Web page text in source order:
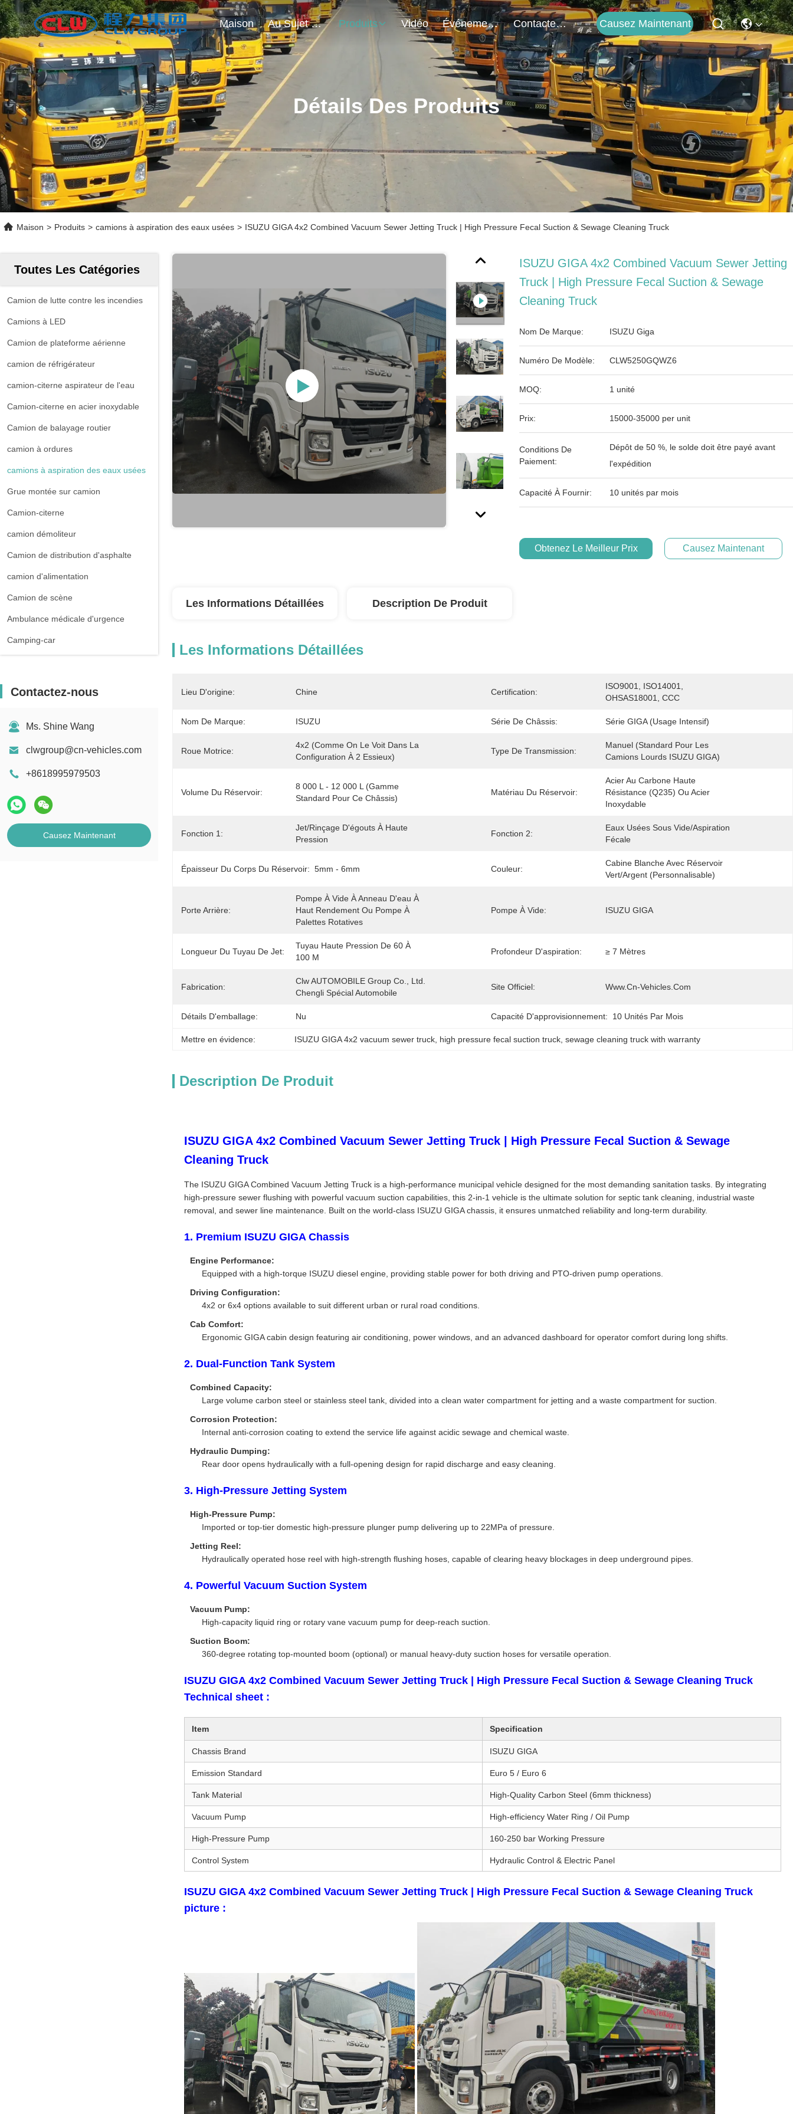
Maison Au Sujet De Nous Produits Vidéo Événements Contactez-Nous Causez Maintenant
Détails Des Produits
Maison > Produits > camions à aspiration des eaux usées > ISUZU GIGA 4x2 Combined Vacuum Sewer Jetting Truck | High Pressure Fecal Suction & Sewage Cleaning Truck
Toutes Les Catégories
Camion de lutte contre les incendies
Camions à LED
Camion de plateforme aérienne
camion de réfrigérateur
camion-citerne aspirateur de l'eau
Camion-citerne en acier inoxydable
Camion de balayage routier
camion à ordures
camions à aspiration des eaux usées
Grue montée sur camion
Camion-citerne
camion démoliteur
Camion de distribution d'asphalte
camion d'alimentation
Camion de scène
Ambulance médicale d'urgence
Camping-car
Contactez-nous
Ms. Shine Wang
clwgroup@cn-vehicles.com
+8618995979503
Causez Maintenant
ISUZU GIGA 4x2 Combined Vacuum Sewer Jetting
Truck | High Pressure Fecal Suction & Sewage
Cleaning Truck
Nom De Marque: ISUZU Giga
Numéro De Modèle: CLW5250GQWZ6
MOQ: 1 unité
Prix: 15000-35000 per unit
Conditions De
Paiement:
Dépôt de 50 %, le solde doit être payé avant
l'expédition
Capacité À Fournir: 10 unités par mois
Obtenez Le Meilleur Prix Causez Maintenant
Les Informations Détaillées Description De Produit
Les Informations Détaillées
Lieu D'origine: Chine Certification:
ISO9001, ISO14001,
OHSAS18001, CCC
Nom De Marque: ISUZU Série De Châssis: Série GIGA (usage Intensif)
Roue Motrice:
4x2 (comme On Le Voit Dans La
Configuration À 2 Essieux)
Type De Transmission:
Manuel (Standard Pour Les
Camions Lourds ISUZU GIGA)
Volume Du Réservoir:
8 000 L - 12 000 L (Gamme
Standard Pour Ce Châssis)
Matériau Du Réservoir:
Acier Au Carbone Haute
Résistance (Q235) Ou Acier
Inoxydable
Fonction 1:
Jet/rinçage D'égouts À Haute
Pression
Fonction 2:
Eaux Usées Sous Vide/aspiration
Fécale
Épaisseur Du Corps Du Réservoir: 5mm - 6mm Couleur:
Cabine Blanche Avec Réservoir
Vert/Argent (Personnalisable)
Porte Arrière:
Pompe À Vide À Anneau D'eau À
Haut Rendement Ou Pompe À
Palettes Rotatives
Pompe À Vide: ISUZU GIGA
Longueur Du Tuyau De Jet:
Tuyau Haute Pression De 60 À
100 M
Profondeur D'aspiration: ≥ 7 Mètres
Fabrication:
Clw AUTOMOBILE Group Co., Ltd.
Chengli Spécial Automobile
Site Officiel: Www.cn-Vehicles.com
Détails D'emballage: Nu Capacité D'approvisionnement: 10 Unités Par Mois
Mettre en évidence: ISUZU GIGA 4x2 vacuum sewer truck high pressure fecal suction truck sewage cleaning truck with warranty
Description De Produit
ISUZU GIGA 4x2 Combined Vacuum Sewer Jetting Truck | High Pressure Fecal Suction & Sewage
Cleaning Truck
The ISUZU GIGA Combined Vacuum Jetting Truck is a high-performance municipal vehicle designed for the most demanding sanitation tasks. By integrating
high-pressure sewer flushing with powerful vacuum suction capabilities, this 2-in-1 vehicle is the ultimate solution for septic tank cleaning, industrial waste
removal, and sewer line maintenance. Built on the world-class ISUZU GIGA chassis, it ensures unmatched reliability and long-term durability.
1. Premium ISUZU GIGA Chassis
Engine Performance:
Equipped with a high-torque ISUZU diesel engine, providing stable power for both driving and PTO-driven pump operations.
Driving Configuration:
4x2 or 6x4 options available to suit different urban or rural road conditions.
Cab Comfort:
Ergonomic GIGA cabin design featuring air conditioning, power windows, and an advanced dashboard for operator comfort during long shifts.
2. Dual-Function Tank System
Combined Capacity:
Large volume carbon steel or stainless steel tank, divided into a clean water compartment for jetting and a waste compartment for suction.
Corrosion Protection:
Internal anti-corrosion coating to extend the service life against acidic sewage and chemical waste.
Hydraulic Dumping:
Rear door opens hydraulically with a full-opening design for rapid discharge and easy cleaning.
3. High-Pressure Jetting System
High-Pressure Pump:
Imported or top-tier domestic high-pressure plunger pump delivering up to 22MPa of pressure.
Jetting Reel:
Hydraulically operated hose reel with high-strength flushing hoses, capable of clearing heavy blockages in deep underground pipes.
4. Powerful Vacuum Suction System
Vacuum Pump:
High-capacity liquid ring or rotary vane vacuum pump for deep-reach suction.
Suction Boom:
360-degree rotating top-mounted boom (optional) or manual heavy-duty suction hoses for versatile operation.
ISUZU GIGA 4x2 Combined Vacuum Sewer Jetting Truck | High Pressure Fecal Suction & Sewage Cleaning Truck
Technical sheet :
Item Specification
Chassis Brand ISUZU GIGA
Emission Standard Euro 5 / Euro 6
Tank Material High-Quality Carbon Steel (6mm thickness)
Vacuum Pump High-efficiency Water Ring / Oil Pump
High-Pressure Pump 160-250 bar Working Pressure
Control System Hydraulic Control & Electric Panel
ISUZU GIGA 4x2 Combined Vacuum Sewer Jetting Truck | High Pressure Fecal Suction & Sewage Cleaning Truck
picture :